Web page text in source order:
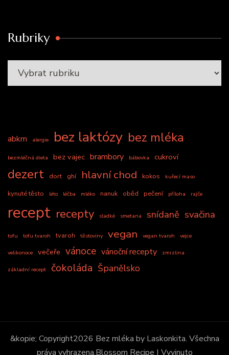
Rubriky
abkm alergie bez laktózy bez mléka
bezmléčná dieta bez vajec brambory bábovka cukroví
dezert dort ghí hlavní chod kokos kuřecí maso
kynuté těsto léto léčba mléko nanuk oběd pečení příloha rajče
recept recepty sladké smetana snídaně svačina
tofu tofu tvaroh tvaroh těstoviny vegan vegan tvaroh vejce
velikonoce večeře vánoce vánoční recepty zmrzlina
základní recept čokoláda Španělsko
&kopie; Copyright2026 Bez mléka by Laskonkita. Všechna
práva vyhrazena.Blossom Recipe | Vyvinuto